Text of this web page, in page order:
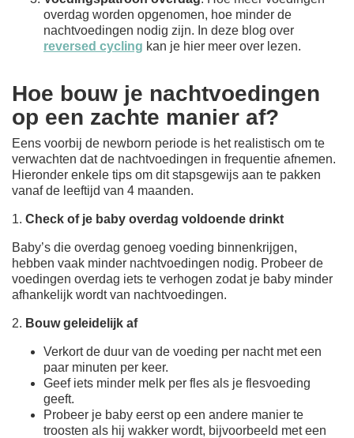
overdag worden opgenomen, hoe minder de
nachtvoedingen nodig zijn. In deze blog over
reversed cycling kan je hier meer over lezen.
Hoe bouw je nachtvoedingen
op een zachte manier af?
Eens voorbij de newborn periode is het realistisch om te
verwachten dat de nachtvoedingen in frequentie afnemen.
Hieronder enkele tips om dit stapsgewijs aan te pakken
vanaf de leeftijd van 4 maanden.
1. Check of je baby overdag voldoende drinkt
Baby’s die overdag genoeg voeding binnenkrijgen,
hebben vaak minder nachtvoedingen nodig. Probeer de
voedingen overdag iets te verhogen zodat je baby minder
afhankelijk wordt van nachtvoedingen.
2. Bouw geleidelijk af
Verkort de duur van de voeding per nacht met een
paar minuten per keer.
Geef iets minder melk per fles als je flesvoeding
geeft.
Probeer je baby eerst op een andere manier te
troosten als hij wakker wordt, bijvoorbeeld met een